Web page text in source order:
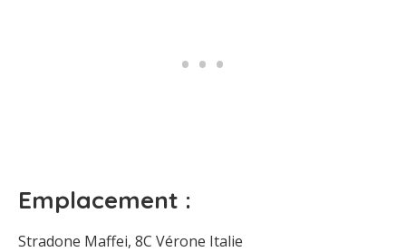
Emplacement :
Stradone Maffei, 8C Vérone Italie